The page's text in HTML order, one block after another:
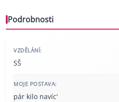
Podrobnosti
VZDĚLÁNÍ:
SŠ
MOJE POSTAVA:
pár kilo navíc'